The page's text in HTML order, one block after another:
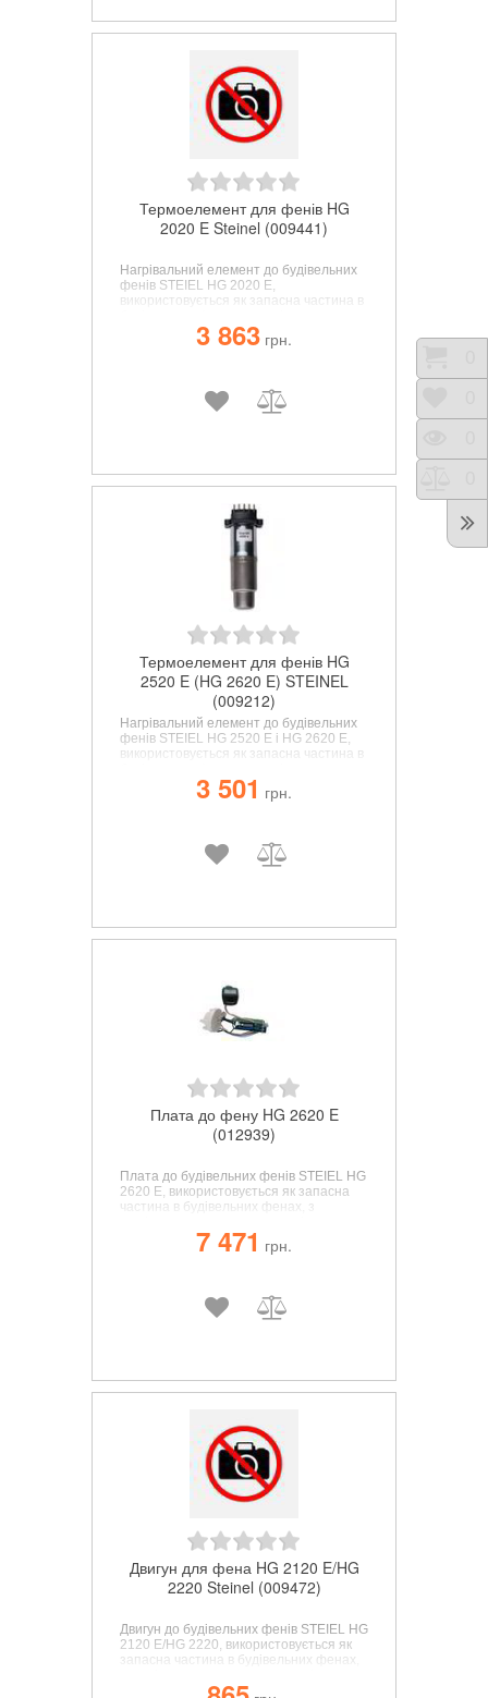
Термоелемент для фенів HG
2020 E Steinel (009441)
Нагрівальний елемент до будівельних
фенів STEIEL HG 2020 E,
використовується як запасна частина в
встановлюється замість вийшовшого з
ладу елемента.3 863 грн.
Термоелемент для фенів HG
2520 E (HG 2620 E) STEINEL
(009212)
Нагрівальний елемент до будівельних
фенів STEIEL HG 2520 E і HG 2620 E,
використовується як запасна частина в
встановлюється замість вийшовшого з
ладу елемента.3 501 грн.
Плата до фену HG 2620 E
(012939)
Плата до будівельних фенів STEIEL HG
2620 E, використовується як запасна
частина в будівельних фенах, з
вийшовшого з ладу елемента.
7 471 грн.
Двигун для фена HG 2120 E/HG
2220 Steinel (009472)
Двигун до будівельних фенів STEIEL HG
2120 E/HG 2220, використовується як
запасна частина в будівельних фенах,
вийшовшого з ладу елемента.